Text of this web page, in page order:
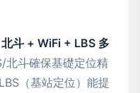
斗 + WiFi + LBS 多
北斗確保基礎定位精
（基站定位）能提